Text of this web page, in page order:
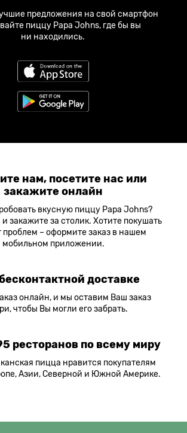
предложения на свой смартфон
пиццу Papa Johns, где бы вы
ни находились.
нам, посетите нас или
закажите онлайн
вкусную пиццу Papa Johns?
закажите за столик. Хотите покушать
проблем – оформите заказ в нашем
мобильном приложении.
доставке
онлайн, и мы оставим Ваш заказ
чтобы Вы могли его забрать.
ресторанов по всему миру
пицца нравится покупателям
Азии, Северной и Южной Америке.